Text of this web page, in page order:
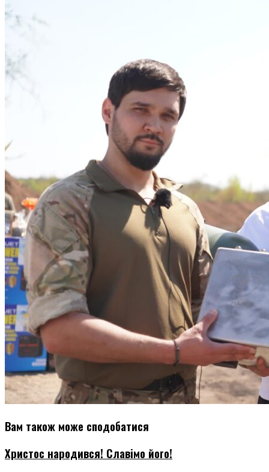
Вам також може сподобатися
Христос народився! Славімо його!